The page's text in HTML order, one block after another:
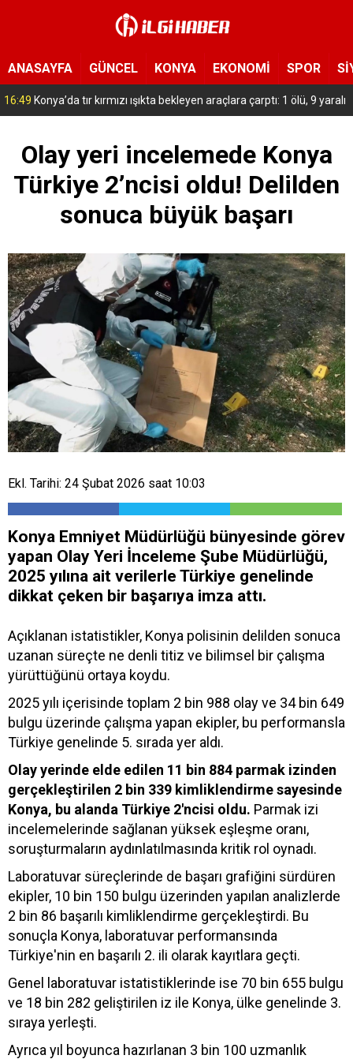
ANASAYFA GÜNCEL KONYA EKONOMİ SPOR
15:54 Yeni Medya Cemiyeti’nden Hakimiyet Gazetesi’ne 30. yıl ziyareti
Olay yeri incelemede Konya
Türkiye 2’ncisi oldu! Delilden
sonuca büyük başarı
Ekl. Tarihi: 24 Şubat 2026 saat 10:03
Konya Emniyet Müdürlüğü bünyesinde görev
yapan Olay Yeri İnceleme Şube Müdürlüğü,
2025 yılına ait verilerle Türkiye genelinde
dikkat çeken bir başarıya imza attı.
Açıklanan istatistikler, Konya polisinin delilden sonuca
uzanan süreçte ne denli titiz ve bilimsel bir çalışma
yürüttüğünü ortaya koydu.
2025 yılı içerisinde toplam 2 bin 988 olay ve 34 bin 649
bulgu üzerinde çalışma yapan ekipler, bu performansla
Türkiye genelinde 5. sırada yer aldı.
Olay yerinde elde edilen 11 bin 884 parmak izinden
gerçekleştirilen 2 bin 339 kimliklendirme sayesinde
Konya, bu alanda Türkiye 2'ncisi oldu. Parmak izi
incelemelerinde sağlanan yüksek eşleşme oranı,
soruşturmaların aydınlatılmasında kritik rol oynadı.
Laboratuvar süreçlerinde de başarı grafiğini sürdüren
ekipler, 10 bin 150 bulgu üzerinden yapılan analizlerde
2 bin 86 başarılı kimliklendirme gerçekleştirdi. Bu
sonuçla Konya, laboratuvar performansında
Türkiye'nin en başarılı 2. ili olarak kayıtlara geçti.
Genel laboratuvar istatistiklerinde ise 70 bin 655 bulgu
ve 18 bin 282 geliştirilen iz ile Konya, ülke genelinde 3.
sıraya yerleşti.
Ayrıca yıl boyunca hazırlanan 3 bin 100 uzmanlık